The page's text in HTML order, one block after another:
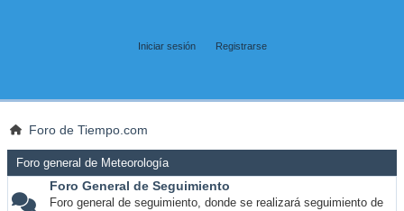
Iniciar sesión Registrarse
Foro de Tiempo.com
Foro general de Meteorología
Foro General de Seguimiento
Foro general de seguimiento, donde se realizará seguimiento de